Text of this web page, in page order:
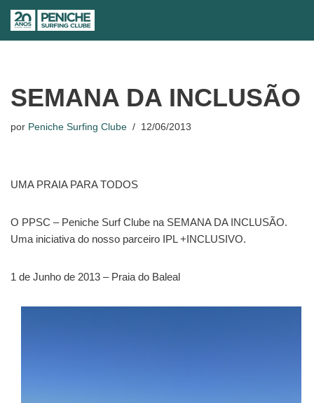
conteúdo
SEMANA DA INCLUSÃO
por Peniche Surfing Clube 12/06/2013
UMA PRAIA PARA TODOS
O PPSC – Peniche Surf Clube na SEMANA DA INCLUSÃO.
Uma iniciativa do nosso parceiro IPL +INCLUSIVO.
1 de Junho de 2013 – Praia do Baleal